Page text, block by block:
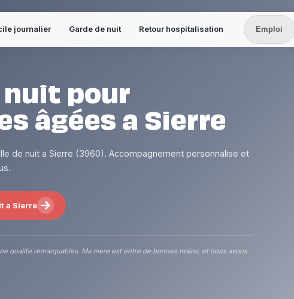
journalier Garde de nuit Retour hospitalisation Emploi
nuit pour
âgées a Sierre
de nuit a Sierre (3960). Accompagnement personnalise et
a Sierre
qualite remarquables. Ma mere est entre de bonnes mains, et nous avons